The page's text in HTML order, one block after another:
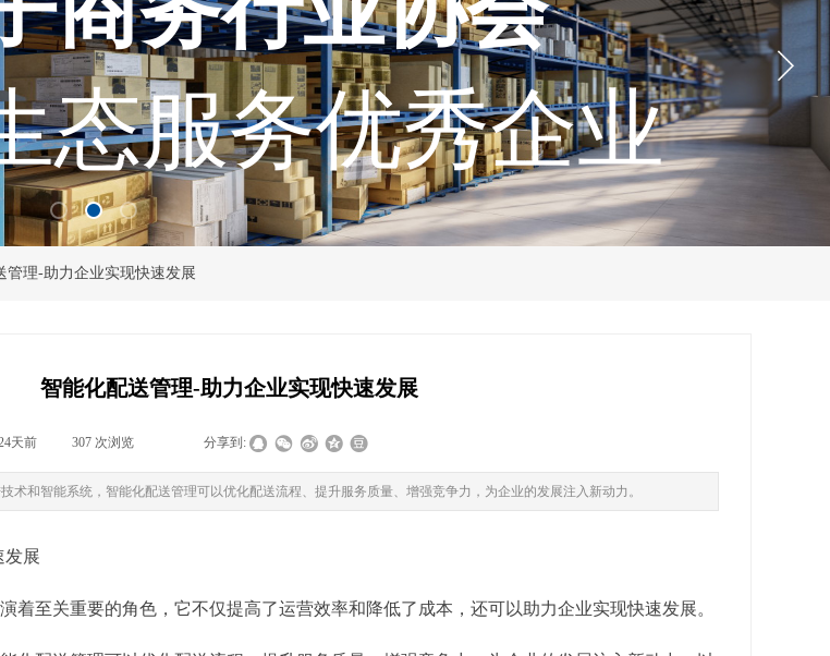
态服务优秀企业
管理-助力企业实现快速发展
智能化配送管理-助力企业实现快速发展
天前 307 次浏览 分享到:
术和智能系统，智能化配送管理可以优化配送流程、提升服务质量、增强竞争力，为企业的发展注入新动力。
发展
着至关重要的角色，它不仅提高了运营效率和降低了成本，还可以助力企业实现快速发展。